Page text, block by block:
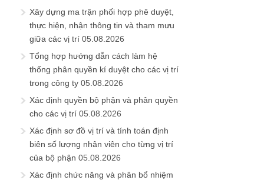
Xây dựng ma trận phối hợp phê duyệt,
thực hiện, nhận thông tin và tham mưu
giữa các vị trí 05.08.2026
Tổng hợp hướng dẫn cách làm hệ
thống phân quyền kí duyệt cho các vị trí
trong công ty 05.08.2026
Xác định quyền bộ phận và phân quyền
cho các vị trí 05.08.2026
Xác định sơ đồ vị trí và tính toán định
biên số lượng nhân viên cho từng vị trí
của bộ phận 05.08.2026
Xác định chức năng và phân bổ nhiệm